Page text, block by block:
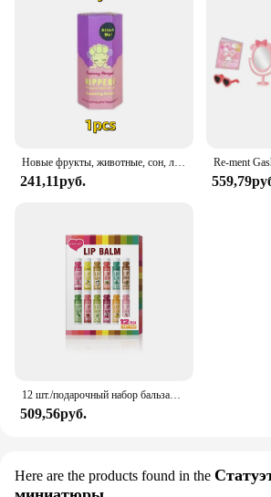
Новые фрукты, животные, сон, лицо, слепая коробка, автомобильное украшение, украшение для мобильного телефона, ручная работа, настольная аниме-кукла
241,11руб.
12 шт./подарочный набор бальзамов для губ, 5 г, глубоко увлажняющий и долговечный увлажняющий, отшелушивающий для создания увлажненных губ
509,56руб.
Here are the products found in the